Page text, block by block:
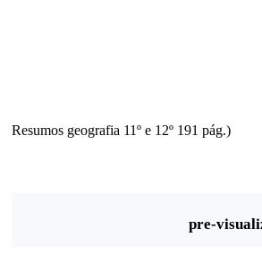
Resumos geografia 11º e 12º 191 pág.)
pre-